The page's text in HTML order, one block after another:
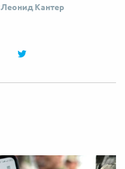
Леонид Кантер